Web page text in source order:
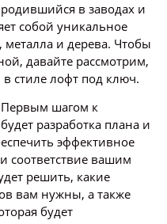
в заводах и
собой уникальное
и дерева. Чтобы
давайте рассмотрим,
в стиле лофт под ключ.
Первым шагом к
разработка плана и
эффективное
соответствие вашим
решить, какие
вам нужны, а также
будет